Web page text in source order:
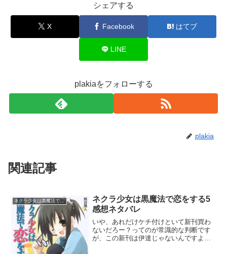
シェアする
X Facebook はてブ
LINE
plakiaをフォローする
plakia
関連記事
ネクラ少女は黒魔法で恋をする
ネクラ少女は黒魔法で恋をする5
感想ネタバレ
いや、あれだけケチ付けといて新刊買わ
ないだろー？ってのが常識的な判断です
が、この新刊は伊達じゃないんですよ。